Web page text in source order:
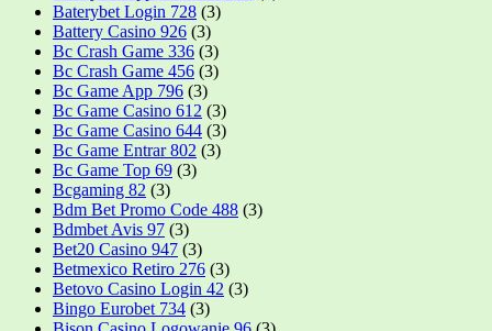
Baterybet Login 728 (3)
Battery Casino 926 (3)
Bc Crash Game 336 (3)
Bc Crash Game 456 (3)
Bc Game App 796 (3)
Bc Game Casino 612 (3)
Bc Game Casino 644 (3)
Bc Game Entrar 802 (3)
Bc Game Top 69 (3)
Bcgaming 82 (3)
Bdm Bet Promo Code 488 (3)
Bdmbet Avis 97 (3)
Bet20 Casino 947 (3)
Betmexico Retiro 276 (3)
Betovo Casino Login 42 (3)
Bingo Eurobet 734 (3)